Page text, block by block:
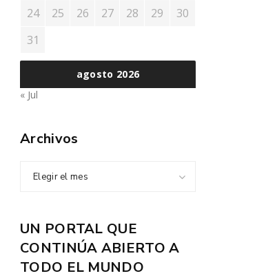
agosto 2026
24
25 26 27 28 29
30
31
« Jul
Archivos
Elegir el mes
UN PORTAL QUE
CONTINÚA ABIERTO A
TODO EL MUNDO